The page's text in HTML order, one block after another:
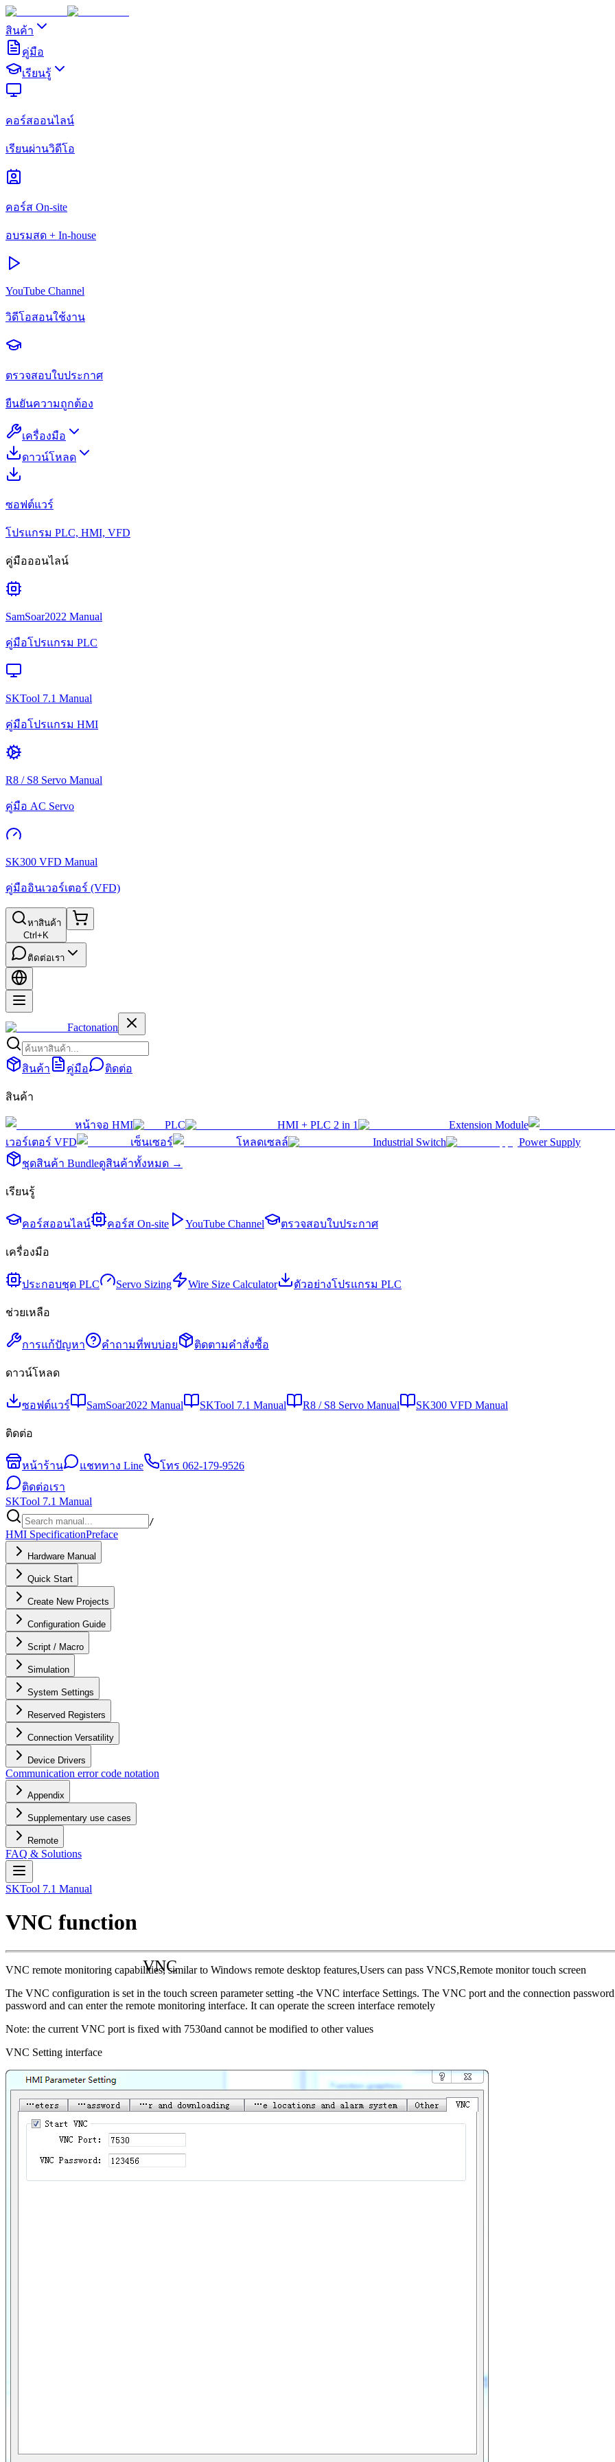
สินค้า
คู่มือ
เรียนรู้
คอร์สออนไลน์
เรียนผ่านวิดีโอ
คอร์ส On-site
อบรมสด + In-house
YouTube Channel
วิดีโอสอนใช้งาน
ตรวจสอบใบประกาศ
ยืนยันความถูกต้อง
เครื่องมือ
ดาวน์โหลด
ซอฟต์แวร์
โปรแกรม PLC, HMI, VFD
คู่มือออนไลน์
SamSoar2022 Manual
คู่มือโปรแกรม PLC
SKTool 7.1 Manual
คู่มือโปรแกรม HMI
R8 / S8 Servo Manual
คู่มือ AC Servo
SK300 VFD Manual
คู่มืออินเวอร์เตอร์ (VFD)
หาสินค้า
Ctrl+K
ติดต่อเรา
Factonation
สินค้า คู่มือ ติดต่อ
สินค้า
หน้าจอ HMI PLC HMI + PLC 2 in 1 Extension Module
เวอร์เตอร์ VFD
เซ็นเซอร์ โหลดเซลล์ Industrial Switch
Power Supply
ชุดสินค้า Bundleดูสินค้าทั้งหมด →
เรียนรู้
คอร์สออนไลน์ คอร์ส On-site YouTube Channel ตรวจสอบใบประกาศ
เครื่องมือ
ประกอบชุด PLC Servo Sizing Wire Size Calculator ตัวอย่างโปรแกรม PLC
ช่วยเหลือ
การแก้ปัญหา คำถามที่พบบ่อย ติดตามคำสั่งซื้อ
ดาวน์โหลด
ซอฟต์แวร์ SamSoar2022 Manual SKTool 7.1 Manual R8 / S8 Servo Manual SK300 VFD Manual
ติดต่อ
หน้าร้าน แชททาง Line โทร 062-179-9526
ติดต่อเรา
SKTool 7.1 Manual
/
HMI SpecificationPreface
Hardware Manual
Quick Start
Create New Projects
Configuration Guide
Script / Macro
Simulation
System Settings
Reserved Registers
Connection Versatility
Device Drivers
Communication error code notation
Appendix
Supplementary use cases
Remote
FAQ & Solutions
SKTool 7.1 Manual
VNC function
VNC
VNC remote monitoring capabilities, similar to Windows remote desktop features,Users can pass VNCS,Remote monitor touch screen
The VNC configuration is set in the touch screen parameter setting -the VNC interface Settings. The VNC port and the connection
password and can enter the remote monitoring interface. It can operate the screen interface remotely
Note: the current VNC port is fixed with 7530and cannot be modified to other values
VNC Setting interface